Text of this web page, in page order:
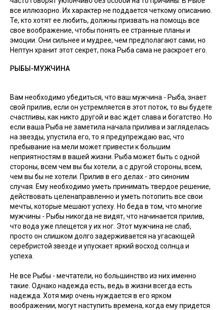
все иллюзорно. Их характер не поддается четкому описанию.
Те, кто хотят ее любить, должны призвать на помощь все
свое воображение, чтобы понять ее странные планы и
эмоции. Они сильнее и мудрее, чем предполагают сами, но
Нептун хранит этот секрет, пока Рыба сама не раскроет его.
РЫБЫ-МУЖЧИНА
Вам необходимо убедиться, что ваш мужчина - Рыба, знает
свой прилив, если он устремляется в этот поток, то вы будете
счастливы, как никто другой и вас ждет слава и богатство. Но
если ваша Рыба не заметила начала прилива и загляделась
на звезды, упустила его, то я предупреждаю вас, что
пребывание на мели может привести к большим
неприятностям в вашей жизни. Рыба может быть с одной
стороны, всем чем вы бы хотели, а с другой стороны, всем,
чем вы бы не хотели. Прилив в его делах - это синоним
случая. Ему необходимо уметь принимать твердое решение,
действовать целенаправленно и уметь потопить все свои
мечты, которые мешают успеху. Но беда в том, что многие
мужчины - Рыбы никогда не видят, что начинается прилив,
что вода уже плещется у их ног. Этот мужчина не слаб,
просто он слишком долго задерживается на угасающей
серебристой звезде и упускает яркий восход солнца и
успеха.
Не все Рыбы - мечтатели, но большинство из них именно
такие. Однако надежда есть, ведь в жизни всегда есть
надежда. Хотя мир очень нуждается в его ярком
воображении, могут наступить времена, когда ему придется